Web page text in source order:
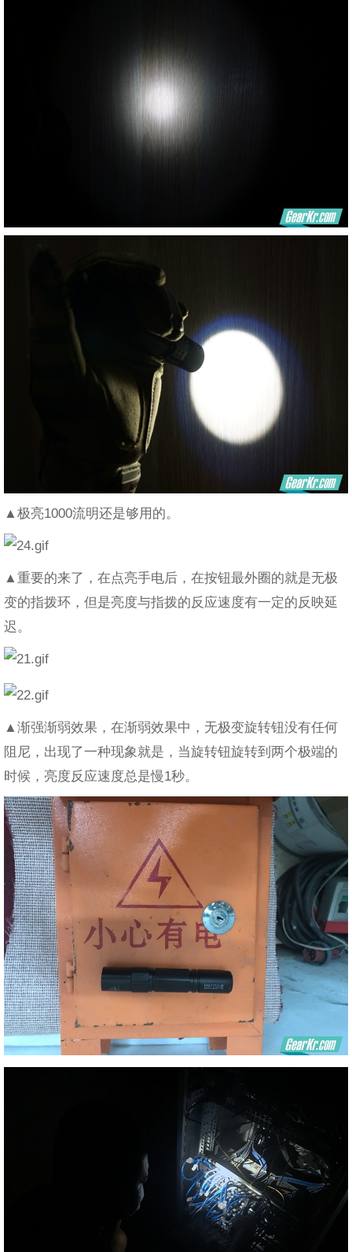
▲极亮1000流明还是够用的。
▲重要的来了，在点亮手电后，在按钮最外圈的就是无极
变的指拨环，但是亮度与指拨的反应速度有一定的反映延
迟。
▲渐强渐弱效果，在渐弱效果中，无极变旋转钮没有任何
阻尼，出现了一种现象就是，当旋转钮旋转到两个极端的
时候，亮度反应速度总是慢1秒。